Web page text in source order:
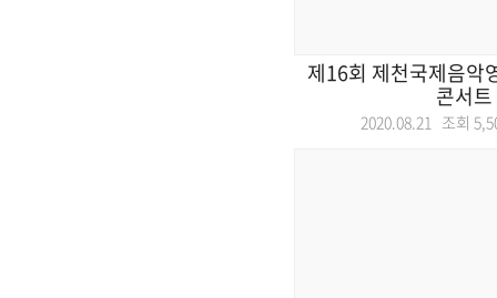
제16회 제천국제음악
콘서트
2020.08.21 조회